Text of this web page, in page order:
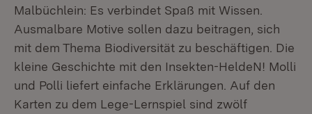
Malbüchlein: Es verbindet Spaß mit Wissen.
Ausmalbare Motive sollen dazu beitragen, sich
mit dem Thema Biodiversität zu beschäftigen. Die
kleine Geschichte mit den Insekten-HeldeN! Molli
und Polli liefert einfache Erklärungen. Auf den
Karten zu dem Lege-Lernspiel sind zwölf